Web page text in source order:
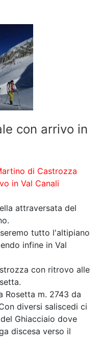
con arrivo in
di Castrozza
in Val Canali
attraversata del
tutto l'altipiano
infine in Val
con ritrovo alle
Rosetta m. 2743 da
diversi saliscedi ci
Ghiacciaio dove
discesa verso il